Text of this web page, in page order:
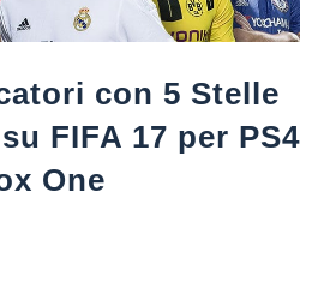
con 5 Stelle
FIFA 17 per PS4
One